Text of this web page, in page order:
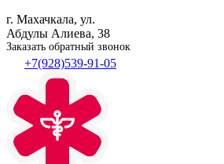
г. Махачкала, ул.
Абдулы Алиева, 38
Заказать обратный звонок
+7(928)539-91-05